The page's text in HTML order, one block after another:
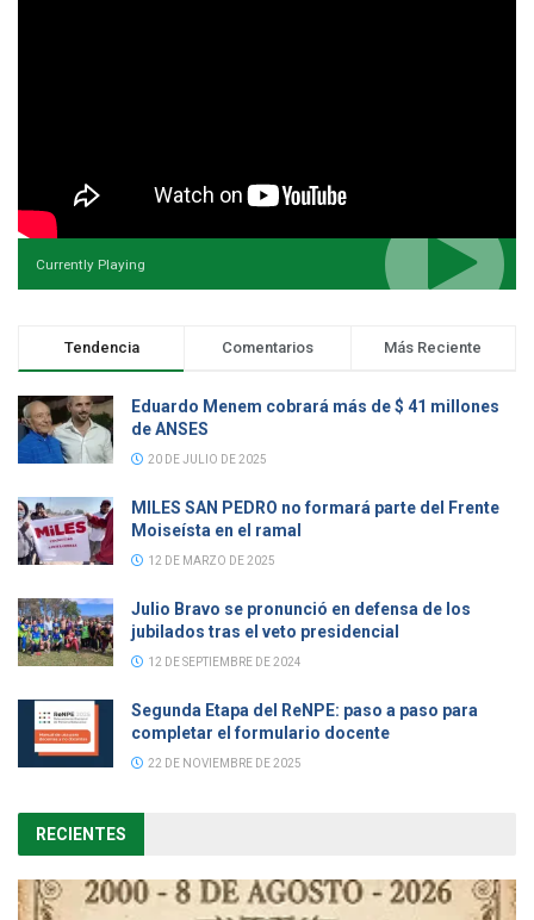
Currently Playing
Tendencia Comentarios Más Reciente
Eduardo Menem cobrará más de $ 41 millones
de ANSES
20 DE JULIO DE 2025
MILES SAN PEDRO no formará parte del Frente
Moiseísta en el ramal
12 DE MARZO DE 2025
Julio Bravo se pronunció en defensa de los
jubilados tras el veto presidencial
12 DE SEPTIEMBRE DE 2024
Segunda Etapa del ReNPE: paso a paso para
completar el formulario docente
22 DE NOVIEMBRE DE 2025
RECIENTES